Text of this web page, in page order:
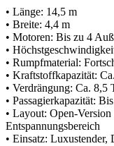
• Länge: 14,5 m
• Breite: 4,4 m
• Motoren: Bis zu 4
•
• Rumpfmaterial:
• Kraftstoffkapazität:
• Verdrängung: Ca. 8,5
• Passagierkapazität:
• Layout: Open-
Entspannungsbereich
• Einsatz: Luxustender,